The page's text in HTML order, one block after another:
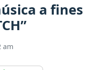
a fines
am